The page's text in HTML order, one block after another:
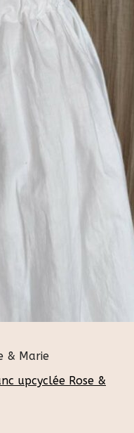
& Marie
upcyclée Rose &